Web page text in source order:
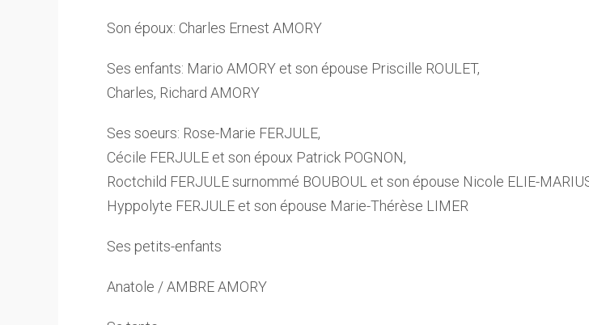
Son époux: Charles Ernest AMORY
Ses enfants: Mario AMORY et son épouse Priscille ROULET,
Charles, Richard AMORY
Ses soeurs: Rose-Marie FERJULE,
Cécile FERJULE et son époux Patrick POGNON,
Roctchild FERJULE surnommé BOUBOUL et son épouse Nicole ELIE-
Hyppolyte FERJULE et son épouse Marie-Thérèse LIMER
Ses petits-enfants
Anatole / AMBRE AMORY